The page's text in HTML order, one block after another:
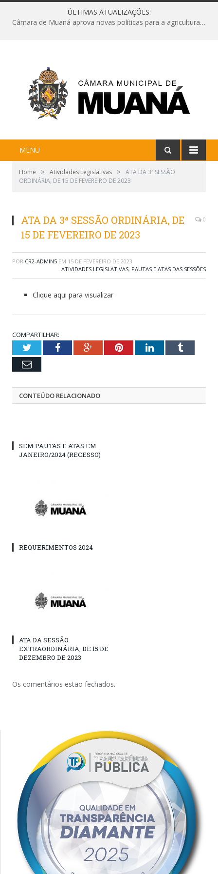
ÚLTIMAS ATUALIZAÇÕES:
Câmara de Muaná aprova novas políticas para a agricultura e solicita reforma da Ponte do Reduto
MENU
Home » Atividades Legislativas »
ATA DA 3ª SESSÃO
ORDINÁRIA, DE 15 DE FEVEREIRO DE 2023
ATA DA 3ª SESSÃO ORDINÁRIA, DE
15 DE FEVEREIRO DE 2023
0
POR CR2-ADMIN5 EM 15 DE FEVEREIRO DE 2023
ATIVIDADES LEGISLATIVAS, PAUTAS E ATAS DAS SESSÕES
Clique aqui para visualizar
COMPARTILHAR:
TwitterFacebookGoogle+PinterestLinkedInTumblr
Email
CONTEÚDO RELACIONADO
SEM PAUTAS E ATAS EM
JANEIRO/2024 (RECESSO)
REQUERIMENTOS 2024
ATA DA SESSÃO
EXTRAORDINÁRIA, DE 15 DE
DEZEMBRO DE 2023
Os comentários estão fechados.